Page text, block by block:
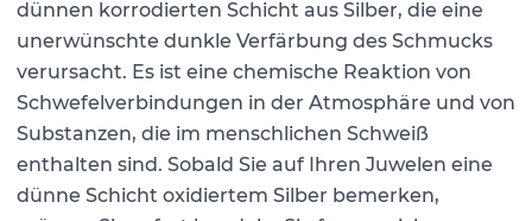
dünnen korrodierten Schicht aus Silber, die eine
unerwünschte dunkle Verfärbung des Schmucks
verursacht. Es ist eine chemische Reaktion von
Schwefelverbindungen in der Atmosphäre und von
Substanzen, die im menschlichen Schweiß
enthalten sind. Sobald Sie auf Ihren Juwelen eine
dünne Schicht oxidiertem Silber bemerken,